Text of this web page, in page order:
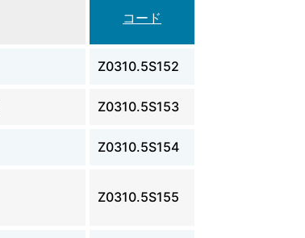
コード
Z0310.5S152
Z0310.5S153
Z0310.5S154
Z0310.5S155